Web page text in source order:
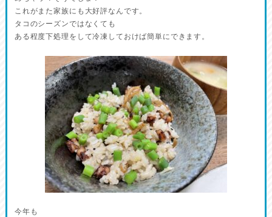
これがまた家族にも大好評なんです。
タコのシーズンではなくても
ある程度下処理をして冷凍しておけば簡単にできます。
今年も